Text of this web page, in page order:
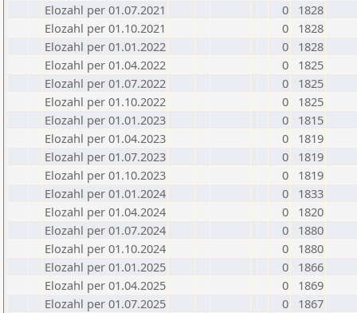
Elozahl per 01.07.2021
0
1828
Elozahl per 01.10.2021
0
1828
Elozahl per 01.01.2022
0
1828
Elozahl per 01.04.2022
0
1825
Elozahl per 01.07.2022
0
1825
Elozahl per 01.10.2022
0
1825
Elozahl per 01.01.2023
0
1815
Elozahl per 01.04.2023
0
1819
Elozahl per 01.07.2023
0
1819
Elozahl per 01.10.2023
0
1819
Elozahl per 01.01.2024
0
1833
Elozahl per 01.04.2024
0
1820
Elozahl per 01.07.2024
0
1880
Elozahl per 01.10.2024
0
1880
Elozahl per 01.01.2025
0
1866
Elozahl per 01.04.2025
0
1869
Elozahl per 01.07.2025
0
1867